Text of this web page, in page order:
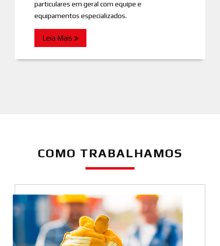
particulares em geral com equipe e
equipamentos especializados.
Leia Mais
COMO TRABALHAMOS